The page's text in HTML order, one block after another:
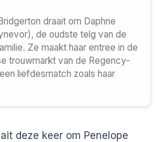
draait om Daphne
de oudste telg van de
Ze maakt haar entree in de
trouwmarkt van de Regency-
liefdesmatch zoals haar
deze keer om Penelope